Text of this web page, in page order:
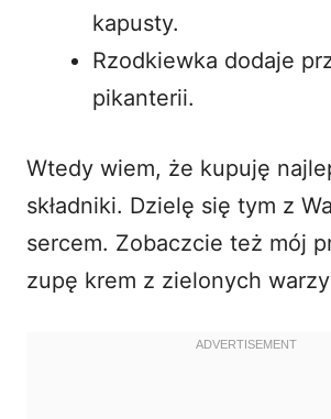
kapusty.
Rzodkiewka dodaje
pikanterii.
Wtedy wiem, że kupuję
składniki. Dzielę się tym z
sercem. Zobaczcie też mój
zupę krem z zielonych